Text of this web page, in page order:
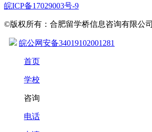
皖ICP备17029003号-9
©版权所有：合肥留学桥信息咨询有限公司
皖公网安备34019102001281
首页
学校
咨询
电话